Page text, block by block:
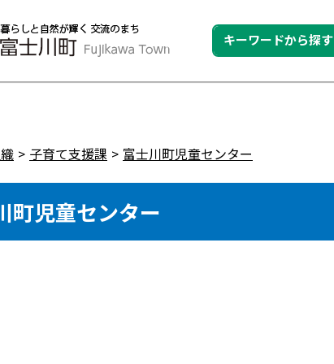
キーワードから探す
子育て支援課 富士川町児童センター
町児童センター